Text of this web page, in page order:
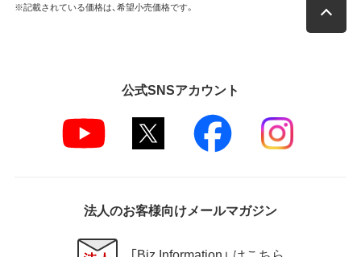
※記載されている価格は、希望小売価格です。
公式SNSアカウント
法人のお客様向けメールマガジン